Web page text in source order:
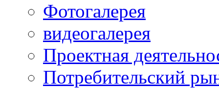
Фотогалерея
видеогалерея
Проектная
Потребительский